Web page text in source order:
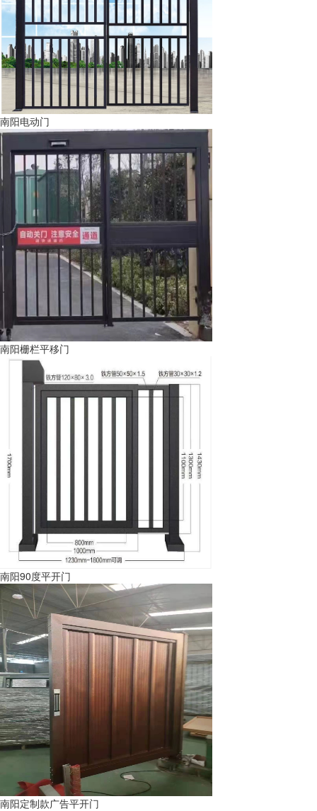
南阳电动门
南阳栅栏平移门
南阳90度平开门
南阳定制款广告平开门